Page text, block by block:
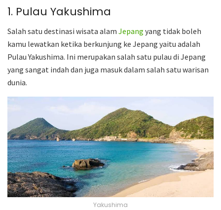
1. Pulau Yakushima
Salah satu destinasi wisata alam Jepang yang tidak boleh
kamu lewatkan ketika berkunjung ke Jepang yaitu adalah
Pulau Yakushima. Ini merupakan salah satu pulau di Jepang
yang sangat indah dan juga masuk dalam salah satu warisan
dunia.
Yakushima